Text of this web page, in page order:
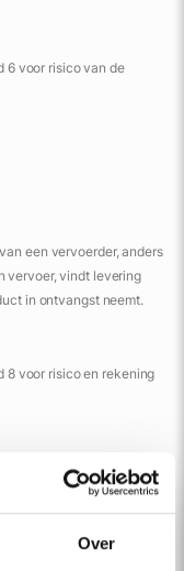
Over
6 voor risico van de
een vervoerder, anders
vervoer, vindt levering
in ontvangst neemt.
8 voor risico en rekening
bij